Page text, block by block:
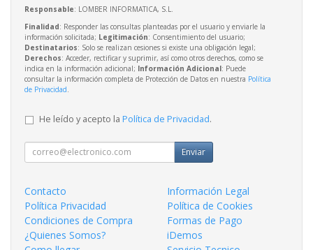
Responsable: LOMBER INFORMATICA, S.L.
Finalidad: Responder las consultas planteadas por el usuario y enviarle la
información solicitada; Legitimación: Consentimiento del usuario;
Destinatarios: Solo se realizan cesiones si existe una obligación legal;
Derechos: Acceder, rectificar y suprimir, así como otros derechos, como se
indica en la información adicional; Información Adicional: Puede
consultar la información completa de Protección de Datos en nuestra Política
de Privacidad
He leído y acepto la Política de Privacidad.
Enviar
Contacto
Información Legal
Política Privacidad
Política de Cookies
Condiciones de Compra
Formas de Pago
¿Quienes Somos?
iDemos